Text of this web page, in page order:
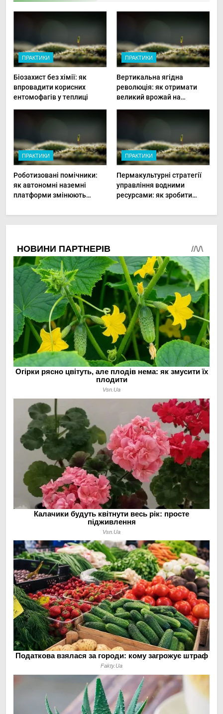
ПРАКТИКИ
Біозахист без хімії: як
впровадити корисних
ентомофагів у теплиці
ПРАКТИКИ
Вертикальна ягідна
революція: як отримати
великий врожай на
ПРАКТИКИ
Роботизовані помічники:
як автономні наземні
платформи змінюють
овочами
ПРАКТИКИ
Пермакультурні стратегії
управління водними
ресурсами: як зробити
до посухи